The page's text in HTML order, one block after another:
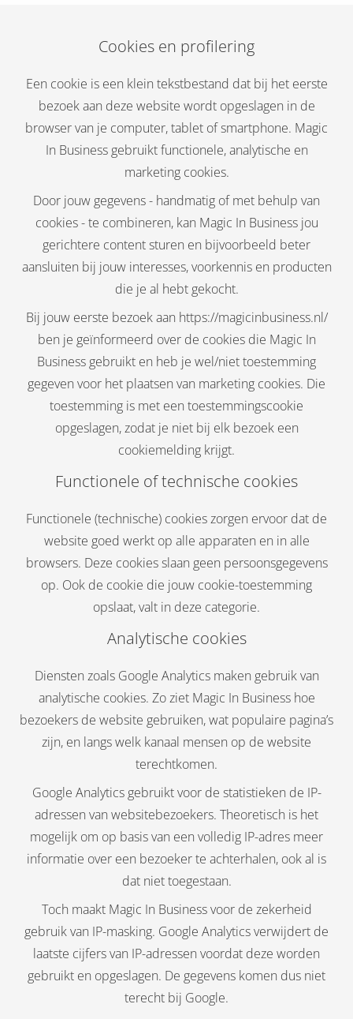
Cookies en profilering
Een cookie is een klein tekstbestand dat bij het eerste
bezoek aan deze website wordt opgeslagen in de
browser van je computer, tablet of smartphone. Magic
In Business gebruikt functionele, analytische en
marketing cookies.
Door jouw gegevens - handmatig of met behulp van
cookies - te combineren, kan Magic In Business jou
gerichtere content sturen en bijvoorbeeld beter
aansluiten bij jouw interesses, voorkennis en producten
die je al hebt gekocht.
Bij jouw eerste bezoek aan https://magicinbusiness.nl/
ben je geïnformeerd over de cookies die Magic In
Business gebruikt en heb je wel/niet toestemming
gegeven voor het plaatsen van marketing cookies. Die
toestemming is met een toestemmingscookie
opgeslagen, zodat je niet bij elk bezoek een
cookiemelding krijgt.
Functionele of technische cookies
Functionele (technische) cookies zorgen ervoor dat de
website goed werkt op alle apparaten en in alle
browsers. Deze cookies slaan geen persoonsgegevens
op. Ook de cookie die jouw cookie-toestemming
opslaat, valt in deze categorie.
Analytische cookies
Diensten zoals Google Analytics maken gebruik van
analytische cookies. Zo ziet Magic In Business hoe
bezoekers de website gebruiken, wat populaire pagina’s
zijn, en langs welk kanaal mensen op de website
terechtkomen.
Google Analytics gebruikt voor de statistieken de IP-
adressen van websitebezoekers. Theoretisch is het
mogelijk om op basis van een volledig IP-adres meer
informatie over een bezoeker te achterhalen, ook al is
dat niet toegestaan.
Toch maakt Magic In Business voor de zekerheid
gebruik van IP-masking. Google Analytics verwijdert de
laatste cijfers van IP-adressen voordat deze worden
gebruikt en opgeslagen. De gegevens komen dus niet
terecht bij Google.